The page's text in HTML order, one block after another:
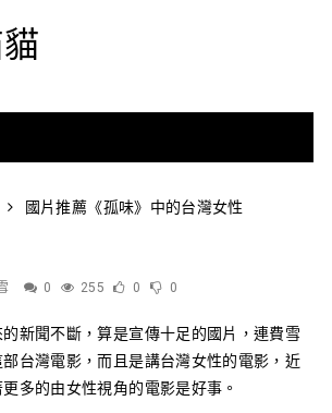
國片推薦《孤味》中的台灣女性
0 255 0 0
的新聞不斷，算是宣傳十足的國片，連費雪
台灣電影，而且是講台灣女性的電影，近
多的由女性視角的電影是好事。